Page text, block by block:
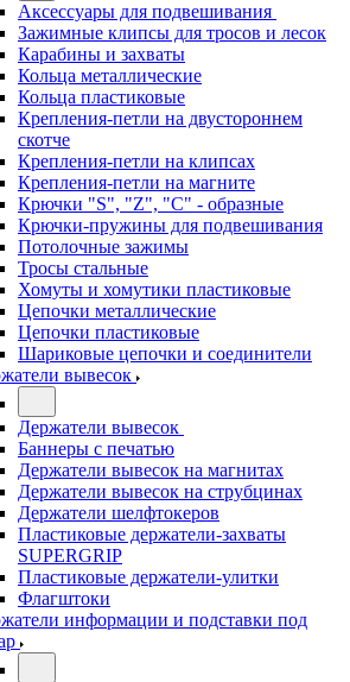
Аксессуары для подвешивания
Зажимные клипсы для тросов и лесок
Карабины и захваты
Кольца металлические
Кольца пластиковые
Крепления-петли на двустороннем
скотче
Крепления-петли на клипсах
Крепления-петли на магните
Крючки "S", "Z", "C" - образные
Крючки-пружины для подвешивания
Потолочные зажимы
Тросы стальные
Хомуты и хомутики пластиковые
Цепочки металлические
Цепочки пластиковые
Шариковые цепочки и соединители
вывесок
Держатели вывесок
Баннеры с печатью
Держатели вывесок на магнитах
Держатели вывесок на струбцинах
Держатели шелфтокеров
Пластиковые держатели-захваты
SUPERGRIP
Пластиковые держатели-улитки
Флагштоки
информации и подставки под